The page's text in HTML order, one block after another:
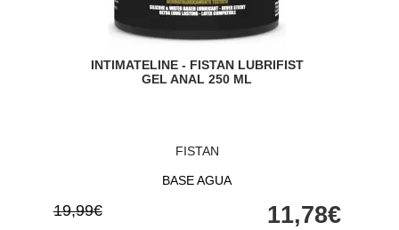
INTIMATELINE - FISTAN LUBRIFIST
GEL ANAL 250 ML
FISTAN
BASE AGUA
19,99€ 11,78€